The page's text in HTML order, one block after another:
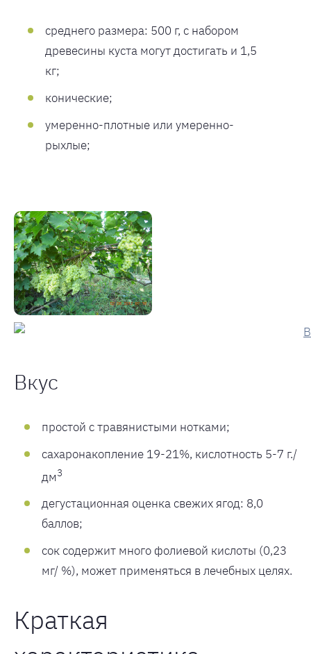
среднего размера: 500 г, с набором
древесины куста могут достигать и 1,5
кг;
конические;
умеренно-плотные или умеренно-
рыхлые;
Вкус
простой с травянистыми нотками;
сахаронакопление 19-21%, кислотность 5-7 г./
дм3
дегустационная оценка свежих ягод: 8,0
баллов;
сок содержит много фолиевой кислоты (0,23
мг/ %), может применяться в лечебных целях.
Краткая